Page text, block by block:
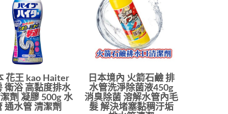
花王 kao Haiter
衛浴 高黏度排水
劑 凝膠 500g 水
通水管 清潔劑
日本境內 火箭石鹼 排
水管洗淨除菌液450g
消臭除菌 溶解水管內毛
髮 解決堵塞黏稠汙垢